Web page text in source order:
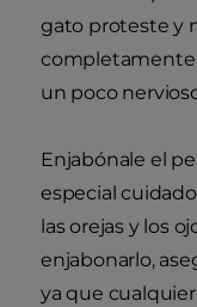
gato proteste y
completamente
un poco
Enjabónale el
especial
las orejas y los
enjabonarlo,
ya que